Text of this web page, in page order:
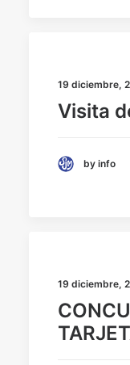
19 diciembre,
Visita
by info
19 diciembre,